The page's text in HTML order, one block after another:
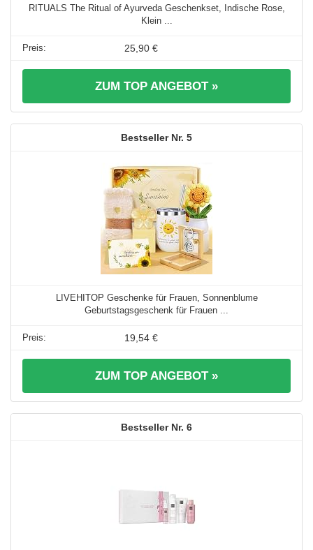
RITUALS The Ritual of Ayurveda Geschenkset, Indische Rose,
Klein ...
25,90 €
ZUM TOP ANGEBOT »
5
LIVEHITOP Geschenke für Frauen, Sonnenblume
Geburtstagsgeschenk für Frauen ...
19,54 €
ZUM TOP ANGEBOT »
6